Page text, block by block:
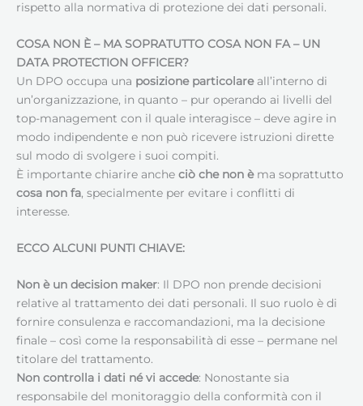
rispetto alla normativa di protezione dei dati personali.
COSA NON È – MA SOPRATUTTO COSA NON FA – UN
DATA PROTECTION OFFICER?
Un DPO occupa una posizione particolareall’interno di
un’organizzazione, in quanto – pur operando ai livelli del
top-management con il quale interagisce – deve agire in
modo indipendente e non può ricevere istruzioni dirette
sul modo di svolgere i suoi compiti.
È importante chiarire anche ciò che non èma soprattutto
cosa non fa, specialmente per evitare i conflitti di
interesse.
ECCO ALCUNI PUNTI CHIAVE:
Non è un decision maker: Il DPO non prende decisioni
relative al trattamento dei dati personali. Il suo ruolo è di
fornire consulenza e raccomandazioni, ma la decisione
finale – così come la responsabilità di esse – permane nel
titolare del trattamento.
Non controlla i dati né vi accede: Nonostante sia
responsabile del monitoraggio della conformità con il